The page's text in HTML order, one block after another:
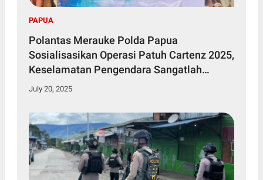
PAPUA
Polantas Merauke Polda Papua
Sosialisasikan Operasi Patuh Cartenz 2025,
Keselamatan Pengendara Sangatlah
Penting
July 20, 2025